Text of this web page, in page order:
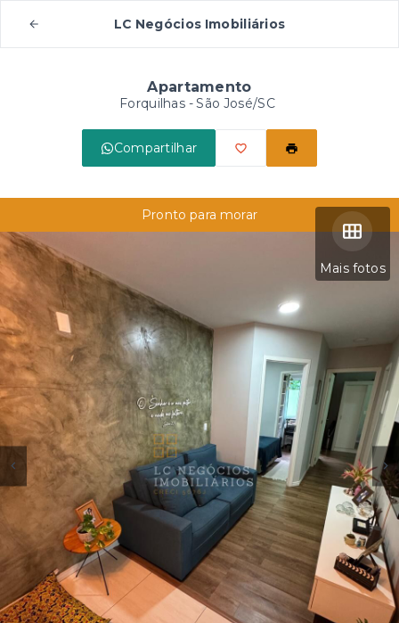
LC Negócios Imobiliários
Apartamento
Forquilhas - São José/SC
Compartilhar
Mais fotos
Pronto para morar